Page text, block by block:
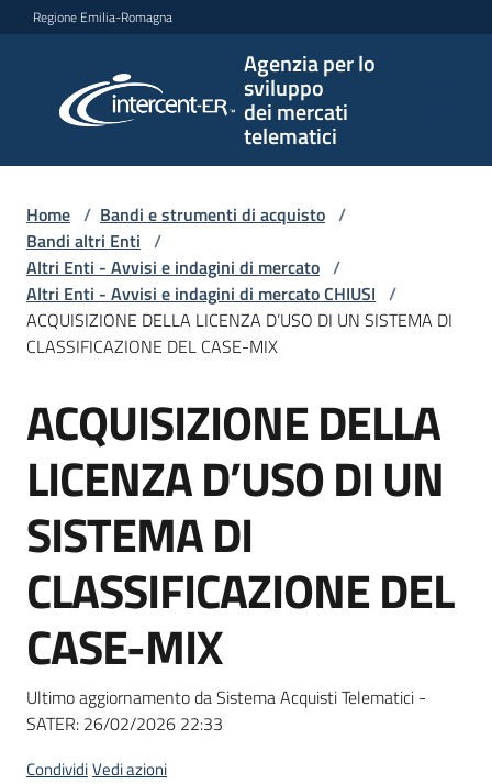
Vai al contenuto
Vai alla navigazione
Vai al footer
Regione Emilia-Romagna
Agenzia per lo
sviluppo
dei mercati
telematici
per lo
sviluppo
telematici
L'Agenzia
Bandi
e
strumenti
Supporto
telematiche
Home / Bandi e strumenti di acquisto /
Bandi altri Enti /
Altri Enti - Avvisi e indagini di mercato /
Altri Enti - Avvisi e indagini di mercato CHIUSI /
ACQUISIZIONE DELLA LICENZA D’USO DI UN SISTEMA DI
CLASSIFICAZIONE DEL CASE-MIX
Salta al contenuto
ACQUISIZIONE DELLA
LICENZA D’USO DI UN
SISTEMA DI
CLASSIFICAZIONE DEL
CASE-MIX
Ultimo aggiornamento da Sistema Acquisti Telematici -
SATER: 26/02/2026 22:33
CondividiVedi azioni